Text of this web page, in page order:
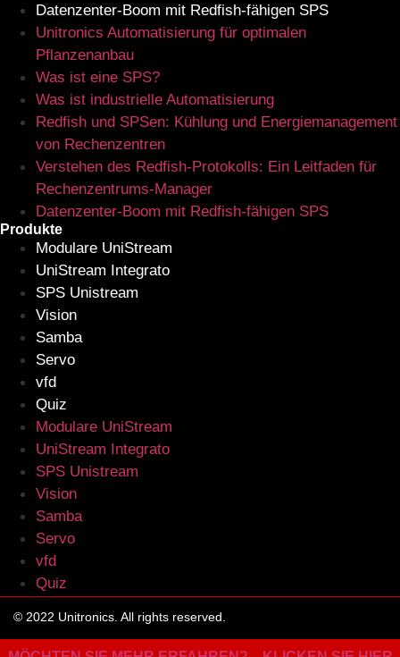
Datenzenter-Boom mit Redfish-fähigen SPS
Unitronics Automatisierung für optimalen
Pflanzenanbau
Was ist eine SPS?
Was ist industrielle Automatisierung
Redfish und SPSen: Kühlung und Energiemanagement
von Rechenzentren
Verstehen des Redfish-Protokolls: Ein Leitfaden für
Rechenzentrums-Manager
Datenzenter-Boom mit Redfish-fähigen SPS
Produkte
Modulare UniStream
UniStream Integrato
SPS Unistream
Vision
Samba
Servo
vfd
Quiz
Modulare UniStream
UniStream Integrato
SPS Unistream
Vision
Samba
Servo
vfd
Quiz
© 2022 Unitronics. All rights reserved.